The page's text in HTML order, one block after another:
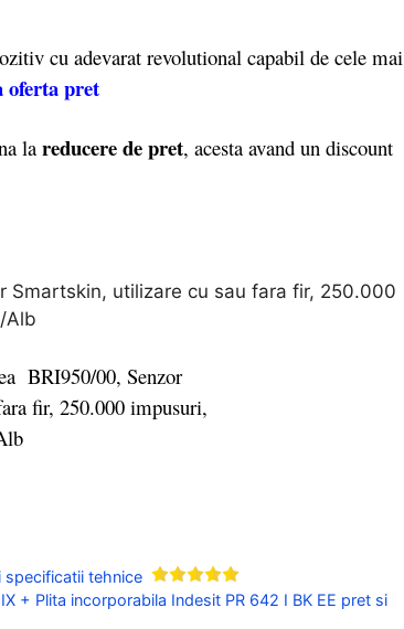
cu adevarat revolutional capabil de cele mai
oferta pret
la reducere de pret, acesta avand un discount
tehnice
+ Plita incorporabila Indesit PR 642 I BK EE pret si